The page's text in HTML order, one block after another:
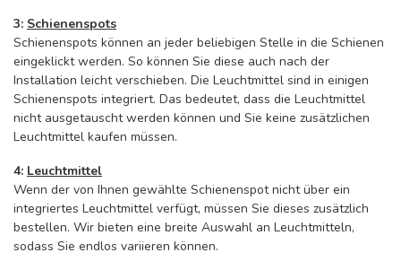
3: Schienenspots
Schienenspots können an jeder beliebigen Stelle in die Schienen
eingeklickt werden. So können Sie diese auch nach der
Installation leicht verschieben. Die Leuchtmittel sind in einigen
Schienenspots integriert. Das bedeutet, dass die Leuchtmittel
nicht ausgetauscht werden können und Sie keine zusätzlichen
Leuchtmittel kaufen müssen.
4: Leuchtmittel
Wenn der von Ihnen gewählte Schienenspot nicht über ein
integriertes Leuchtmittel verfügt, müssen Sie dieses zusätzlich
bestellen. Wir bieten eine breite Auswahl an Leuchtmitteln,
sodass Sie endlos variieren können.